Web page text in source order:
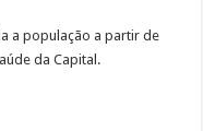
a população a partir de
da Capital.